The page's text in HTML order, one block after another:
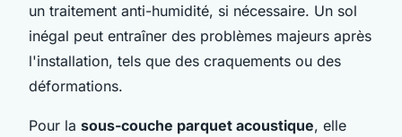
un traitement anti-humidité, si nécessaire. Un sol
inégal peut entraîner des problèmes majeurs après
l'installation, tels que des craquements ou des
déformations.
Pour la sous-couche parquet acoustique, elle